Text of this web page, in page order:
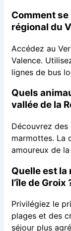
Comment
régional du
Accédez au
Valence.
lignes de bus
Quels
vallée de la
Découvrez
marmottes. La
amoureux de
Quelle est
l’île de Groix
Privilégiez le
plages et des
séjour plus